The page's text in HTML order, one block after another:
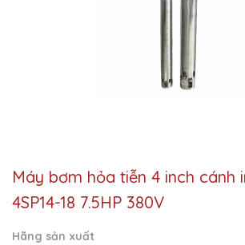
Máy bơm hỏa tiễn 4 inch cánh
4SP14-18 7.5HP 380V
Hãng sản xuất